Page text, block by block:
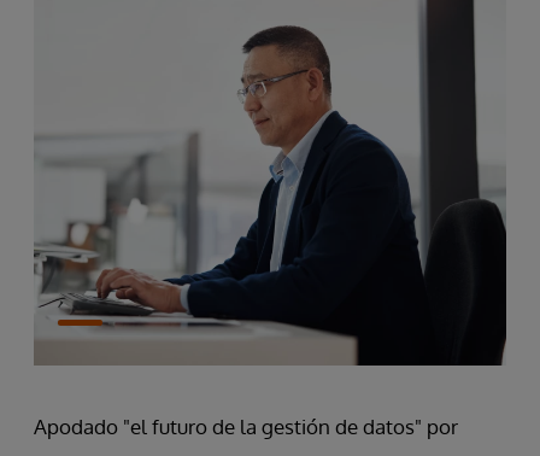
Apodado "el futuro de la gestión de datos" por